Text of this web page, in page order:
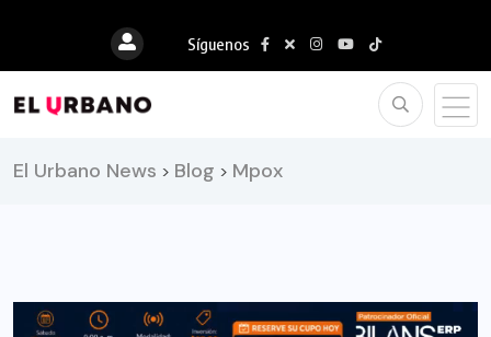
Síguenos
El Urbano News > Blog > Mpox